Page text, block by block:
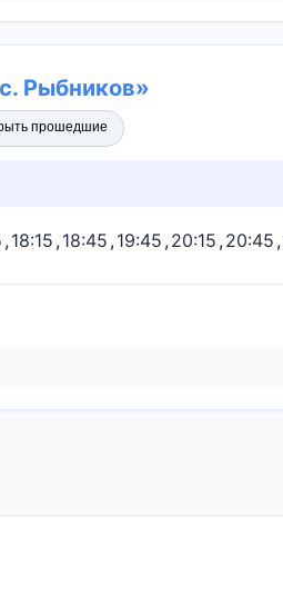
Рыбников»
прошедшие
,18:15 ,18:45 ,19:45 ,20:15 ,20:45 ,